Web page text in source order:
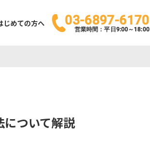
じめての方へ 03-6897-6170
営業時間：平日9:00～18:00
ついて解説